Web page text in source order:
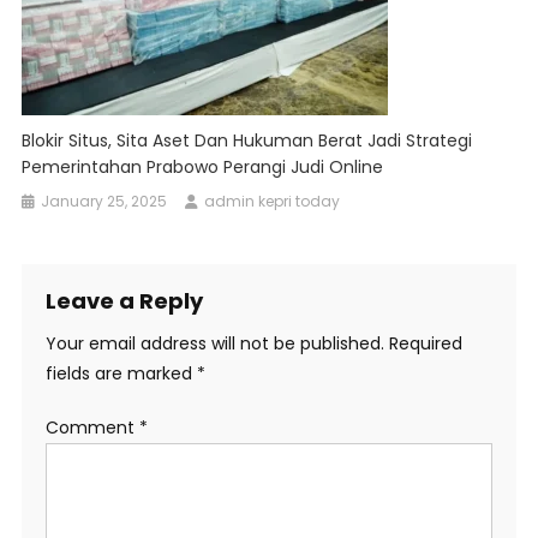
Blokir Situs, Sita Aset Dan Hukuman Berat Jadi Strategi
Pemerintahan Prabowo Perangi Judi Online
January 25, 2025 admin kepri today
Leave a Reply
Your email address will not be published. Required
fields are marked *
Comment *